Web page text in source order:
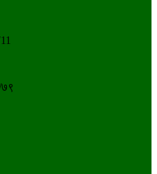
७९